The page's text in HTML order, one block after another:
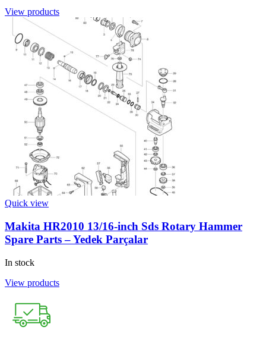
View products
Quick view
Makita HR2010 13/16-inch Sds Rotary Hammer
Spare Parts – Yedek Parçalar
In stock
View products